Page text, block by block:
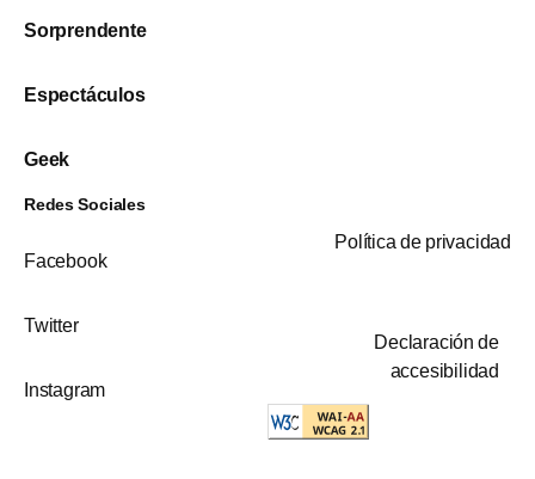
Sorprendente
Espectáculos
Geek
Redes Sociales
Facebook
Twitter
Instagram
Política de privacidad
Declaración de
accesibilidad